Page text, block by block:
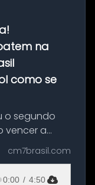
na
como se
o segundo
vencer a
(19), na
Depois
cm7brasil.com
0:00 / 4:50